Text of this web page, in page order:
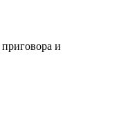
приговора и